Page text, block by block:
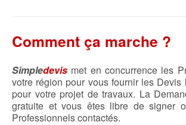
Comment ça marche ?
Simpledevis met en concurrence les
votre région pour vous fournir les Devis
pour votre projet de travaux. La
gratuite et vous êtes libre de signer
Professionnels contactés.